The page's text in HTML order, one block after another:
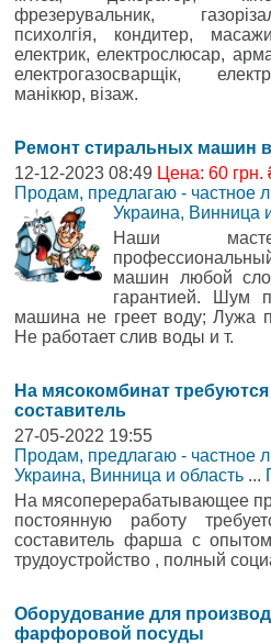
фрезерувальник,
психолгія, кондитер,
електрик, електрослюсар,
електрогазосварщік,
манікюр, візаж.
Ремонт стиральных машин
12-12-2023 08:49 Цена: 60 грн.
Продам, предлагаю - частное
Украина, Винница
Наши
машин любой
гарантией. Шум
машина не греет воду; Лужа
Не работает слив воды и т.
На мясокомбинат
составитель
27-05-2022 19:55
Продам, предлагаю - частное
Украина, Винница и область ...
На мясоперерабатывающее
постоянную работу
составитель фарша с
трудоустройство , полный
Оборудование для
фарфоровой посуды